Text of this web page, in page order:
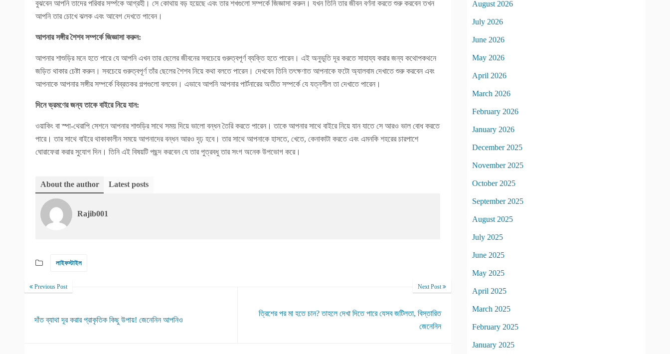
বুঝবেন আপনি তাদের পরিবার সর্ম্পকে আগ্রহী। সে কোথায় বড় হয়েছে এবং তার শখগুলো সম্পর্কে জিজ্ঞাসা করুন। যখন তিনি তার জীবন বর্ণনা করতে শুরু করবেন তখন
আপনি তার চোখে ঝলক এবং আবেগ দেখতে পাবেন।
আপনার সঙ্গীর শৈশব সম্পর্কে জিজ্ঞাসা করুন:
আপনার শাশুড়ির মনে হতে পারে যে আপনি এখন তার ছেলের জীবনের সবচেয়ে গুরুত্বপূর্ণ ব্যক্তি হতে পারেন। এই অনুভূতি দূর করতে সাহায্য করার জন্য কথোপকথনে
জড়িত থাকার চেষ্টা করুন। সবচেয়ে গুরুত্বপূর্ণ তাঁর ছেলের শৈশব নিয়ে কথা বলতে পারেন। দেখবেন তিনি তৎক্ষণাত আপনাকে ফটো অ্যালবাম দেখাতে শুরু করবেন এবং
আপনাকে আপনার সঙ্গীর সম্পর্কে বিব্রতকর গল্পগুলো বলবেন। এভাবে আপনি আপনার পার্টনারের অতীত সম্পর্কে যে যত্নশীল তা দেখাতে পারেন।
দিনে ভ্রমণের জন্য তাকে বাইরে নিয়ে যান:
ওয়াকিং বা স্পা-থেরাপি সেশনে আপনার শাশুড়ির সাথে সময় দিয়ে ভালো বন্ধন তৈরি করতে পারেন। তাকে আপনার সাথে বাইরে নিয়ে যান যাতে সে আরও ভাল বোধ করতে
পারে। তার সাথে বাইরে থাকাকালীন সময়ে আপনাদের বন্ধন আরও দৃঢ় হবে। তার সাথে আপনাকে হাসতে, খেতে, কেনাকাটা করতে এবং এমনকি শহরের চারপাশে
ঘোরাফেরা করার সুযোগ দিন। তিনি এই বিষয়টি পছন্দ করবেন যে তার পুত্রবধু তার সংগ অনেক উপভোগ করে।
About the author Latest posts
Rajib001
লাইফস্টাইল
Previous Post
দাঁত ব্যাথা দূর করার প্রাকৃতিক কিছু উপায়! জেনেনিন আপনিও
Next Post
ত্রিশের পর মা হতে চান? তাহলে দেখা দিতে পারে যেসব জটিলতা, বিস্তারিত
জেনেনিন
August 2026
July 2026
June 2026
May 2026
April 2026
March 2026
February 2026
January 2026
December 2025
November 2025
October 2025
September 2025
August 2025
July 2025
June 2025
May 2025
April 2025
March 2025
February 2025
January 2025